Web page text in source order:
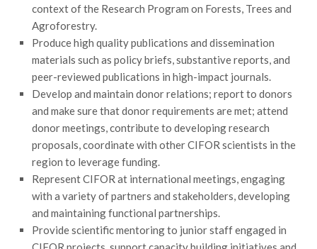
Convegni
Corsi di Aggiornamento
Corsi di Specializzazione
Giornate di Studio
Opportunità di Lavoro
Rassegne
Reports
Simposii
Congressi
Pagina Congressi
context of the Research Program on Forests, Trees and
Agroforestry.
Produce high quality publications and dissemination
materials such as policy briefs, substantive reports, and
peer-reviewed publications in high-impact journals.
Develop and maintain donor relations; report to donors
and make sure that donor requirements are met; attend
donor meetings, contribute to developing research
proposals, coordinate with other CIFOR scientists in the
region to leverage funding.
Represent CIFOR at international meetings, engaging
with a variety of partners and stakeholders, developing
and maintaining functional partnerships.
Provide scientific mentoring to junior staff engaged in